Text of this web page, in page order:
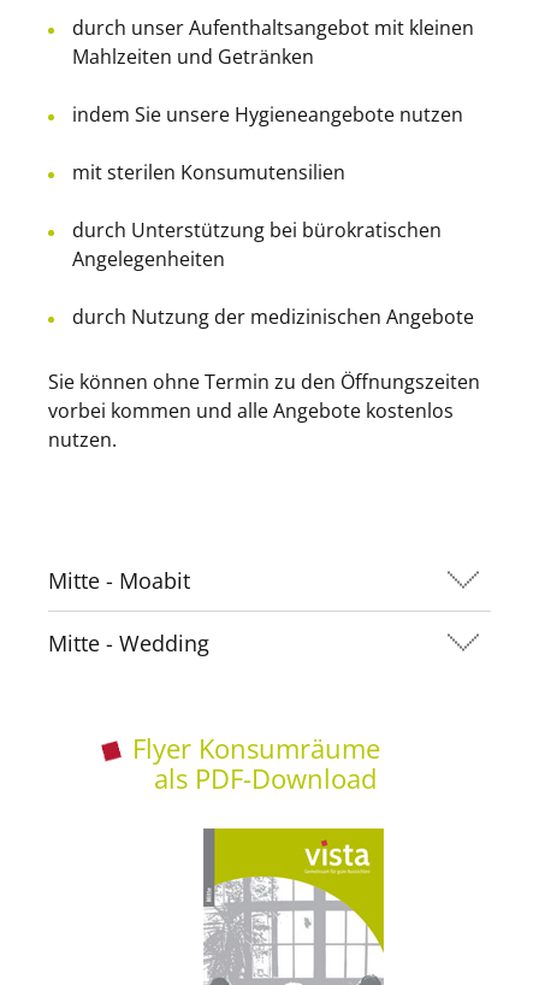
durch unser Aufenthaltsangebot mit kleinen
Mahlzeiten und Getränken
indem Sie unsere Hygieneangebote nutzen
mit sterilen Konsumutensilien
durch Unterstützung bei bürokratischen
Angelegenheiten
durch Nutzung der medizinischen Angebote
Sie können ohne Termin zu den Öffnungszeiten
vorbei kommen und alle Angebote kostenlos
nutzen.
Mitte - Moabit
Mitte - Wedding
Flyer Konsumräume
als PDF-Download